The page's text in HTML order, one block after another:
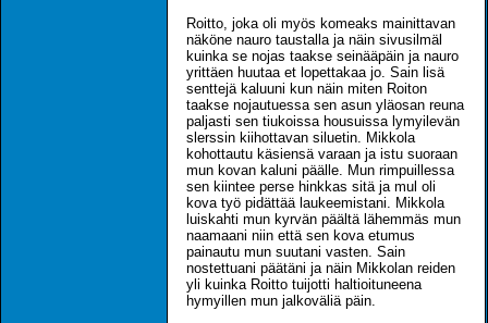
Roitto, joka oli myös komeaks mainittavan
näköne nauro taustalla ja näin sivusilmäl
kuinka se nojas taakse seinääpäin ja nauro
yrittäen huutaa et lopettakaa jo. Sain lisä
senttejä kaluuni kun näin miten Roiton
taakse nojautuessa sen asun yläosan reuna
paljasti sen tiukoissa housuissa lymyilevän
slerssin kiihottavan siluetin. Mikkola
kohottautu käsiensä varaan ja istu suoraan
mun kovan kaluni päälle. Mun rimpuillessa
sen kiintee perse hinkkas sitä ja mul oli
kova työ pidättää laukeemistani. Mikkola
luiskahti mun kyrvän päältä lähemmäs mun
naamaani niin että sen kova etumus
painautu mun suutani vasten. Sain
nostettuani päätäni ja näin Mikkolan reiden
yli kuinka Roitto tuijotti haltioituneena
hymyillen mun jalkoväliä päin.